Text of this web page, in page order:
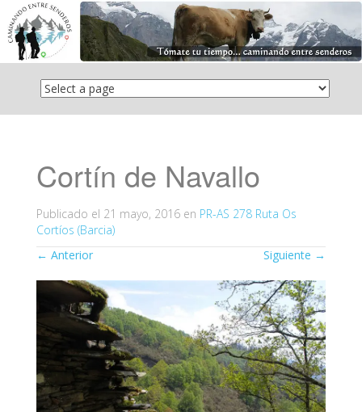
Saltar
contenido
Cortín de Navallo
Publicado el 21 mayo, 2016 en PR-AS 278 Ruta Os
Cortíos (Barcia)
← Anterior Siguiente →